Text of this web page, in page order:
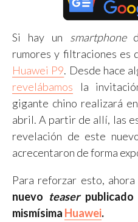
Si hay un smartphone
rumores y filtraciones
Huawei P9. Desde hace
revelábamos la
gigante chino realizará
abril. A partir de allí, las
revelación de este
acrecentaron de forma
Para reforzar esto, ahora
nuevo teaserpublicado
mismísima Huawei.